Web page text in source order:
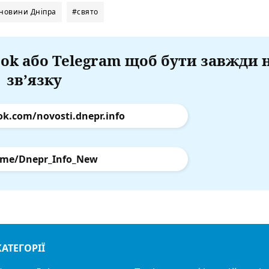
Дніпра #свято
або Telegram щоб бути завжди
зв’язку
novosti.dnepr.info
Dnepr_Info_New